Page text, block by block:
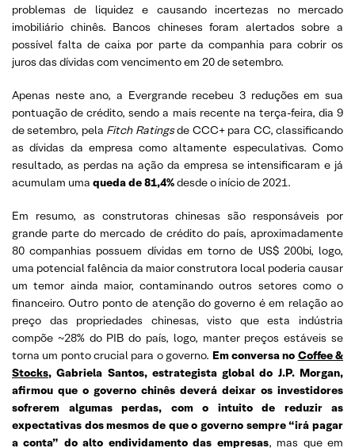
problemas de liquidez e causando incertezas no mercado
imobiliário chinês. Bancos chineses foram alertados sobre a
possível falta de caixa por parte da companhia para cobrir os
juros das dívidas com vencimento em 20 de setembro.
Apenas neste ano, a Evergrande recebeu 3 reduções em sua
pontuação de crédito, sendo a mais recente na terça-feira, dia 9
de setembro, pela Fitch Ratingsde CCC+ para CC, classificando
as dívidas da empresa como altamente especulativas. Como
resultado, as perdas na ação da empresa se intensificaram e já
acumulam uma queda de 81,4%desde o início de 2021.
Em resumo, as construtoras chinesas são responsáveis por
grande parte do mercado de crédito do país, aproximadamente
80 companhias possuem dívidas em torno de US$ 200bi, logo,
uma potencial falência da maior construtora local poderia causar
um temor ainda maior, contaminando outros setores como o
financeiro. Outro ponto de atenção do governo é em relação ao
preço das propriedades chinesas, visto que esta indústria
compõe ~28% do PIB do país, logo, manter preços estáveis se
torna um ponto crucial para o governo. Em conversa no Coffee &
Stocks, Gabriela Santos, estrategista global do J.P. Morgan,
afirmou que o governo chinês deverá deixar os investidores
sofrerem algumas perdas, com o intuito de reduzir as
expectativas dos mesmos de que o governo sempre “irá pagar
a conta” do alto endividamento das empresas, mas que em